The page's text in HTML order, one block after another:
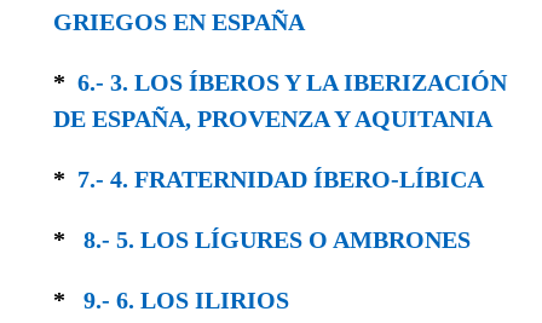
GRIEGOS EN ESPAÑA
* 6.- 3. LOS ÍBEROS Y LA IBERIZACIÓN
DE ESPAÑA, PROVENZA Y AQUITANIA
* 7.- 4. FRATERNIDAD ÍBERO-LÍBICA
* 8.- 5. LOS LÍGURES O AMBRONES
* 9.- 6. LOS ILIRIOS